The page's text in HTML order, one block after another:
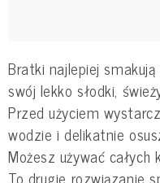
Bratki najlepiej
swój lekko słodki,
Przed użyciem
wodzie i delikatnie
Możesz używać
To drugie rozwiązanie